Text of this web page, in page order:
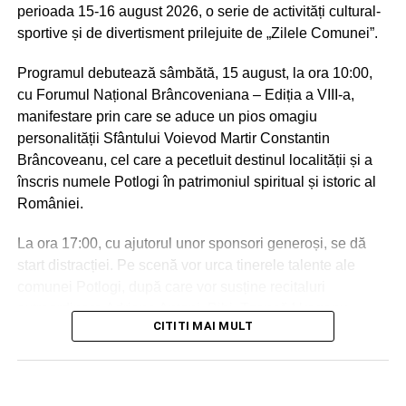
perioada 15-16 august 2026, o serie de activități cultural-
sportive și de divertisment prilejuite de „Zilele Comunei”.
Programul debutează sâmbătă, 15 august, la ora 10:00,
cu Forumul Național Brâncoveniana – Ediția a VIII-a,
manifestare prin care se aduce un pios omagiu
personalității Sfântului Voievod Martir Constantin
Brâncoveanu, cel care a pecetluit destinul localității și a
înscris numele Potlogi în patrimoniul spiritual și istoric al
României.
La ora 17:00, cu ajutorul unor sponsori generoși, se dă
start distracției. Pe scenă vor urca tinerele talente ale
extraordinare Adriana Antoni, Bibi, Tzancă Uraganu,
Claudia Ghițulescu, Simona Bănică, Violeta Visarion,
CITITI MAI MULT